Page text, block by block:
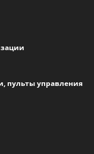
пульты управления